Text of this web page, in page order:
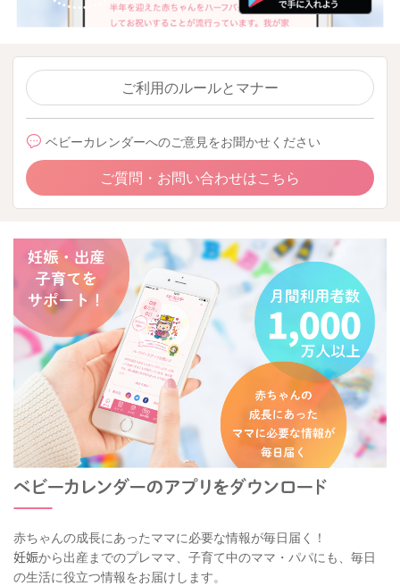
ご利用のルールとマナー
ベビーカレンダーへのご意見をお聞かせください
ご質問・お問い合わせはこちら
赤ちゃんの成長にあったママに必要な情報が毎日届く！
妊娠から出産までのプレママ、子育て中のママ・パパにも、毎日
の生活に役立つ情報をお届けします。